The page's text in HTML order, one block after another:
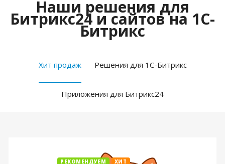
Наши решения для
Битрикс24 и сайтов на 1С-
Битрикс
Хит продаж Решения для 1С-Битрикс
Приложения для Битрикс24
РЕКОМЕНДУЕМ ХИТ